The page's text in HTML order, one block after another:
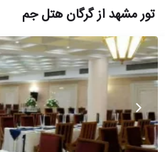
تور مشهد از گرگان هتل جم